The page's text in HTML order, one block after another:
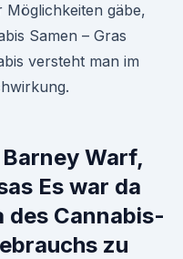
gäbe,
Samen – Gras
versteht man im
Warf,
Es war da
des Cannabis-
zu